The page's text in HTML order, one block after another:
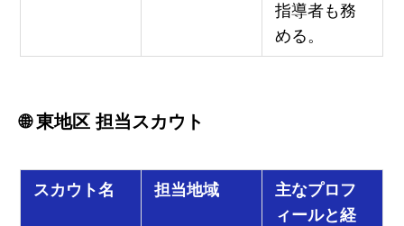
指導者も務
める。
🌐 東地区 担当スカウト
スカウト名 担当地域
主なプロフ
ィールと経